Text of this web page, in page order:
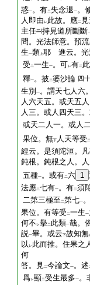
惑一。有二 失念退一。
人即由 レ此故。應二
主任
持見道所斷斷
問。光法師意。預
生一類 上耶 進云。光
受 二一生一。可レ有二
釋一。披 二婆沙論 四
生別 一。謂天七人六
人六天五。或天五
人三。或人四天三
或天二人一。或人
果位。無下 人天等受 二
經云。是須陀洹。
鈍根。鈍根之人。
五種一。或有二六 1
法應二七有一。有二須
二第三極至 二第七一
果位。有等受 二一生一
何不 レ擧二 此類一哉。
説一畢。或云下故知無
以 レ此而推。住果之
何
答。見二今論文一。述
爲レ顯二受生最多一。